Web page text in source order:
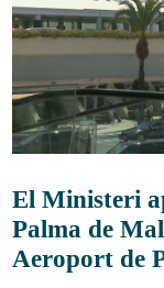
El Ministeri
Palma de
Aeroport de